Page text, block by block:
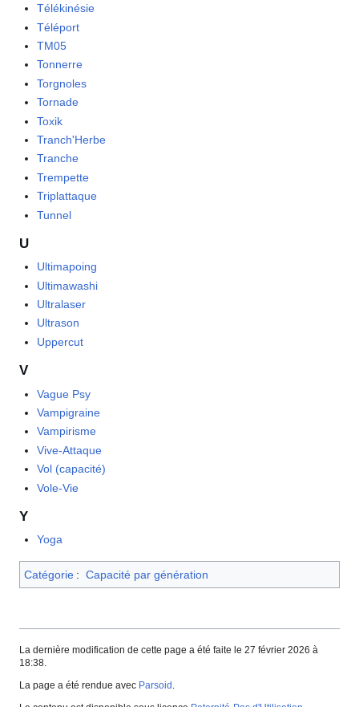
Télékinésie
Téléport
TM05
Tonnerre
Torgnoles
Tornade
Toxik
Tranch'Herbe
Tranche
Trempette
Triplattaque
Tunnel
U
Ultimapoing
Ultimawashi
Ultralaser
Ultrason
Uppercut
V
Vague Psy
Vampigraine
Vampirisme
Vive-Attaque
Vol (capacité)
Vole-Vie
Y
Yoga
Catégorie : Capacité par génération
La dernière modification de cette page a été faite le 27 février 2026 à
18:38.
La page a été rendue avec Parsoid